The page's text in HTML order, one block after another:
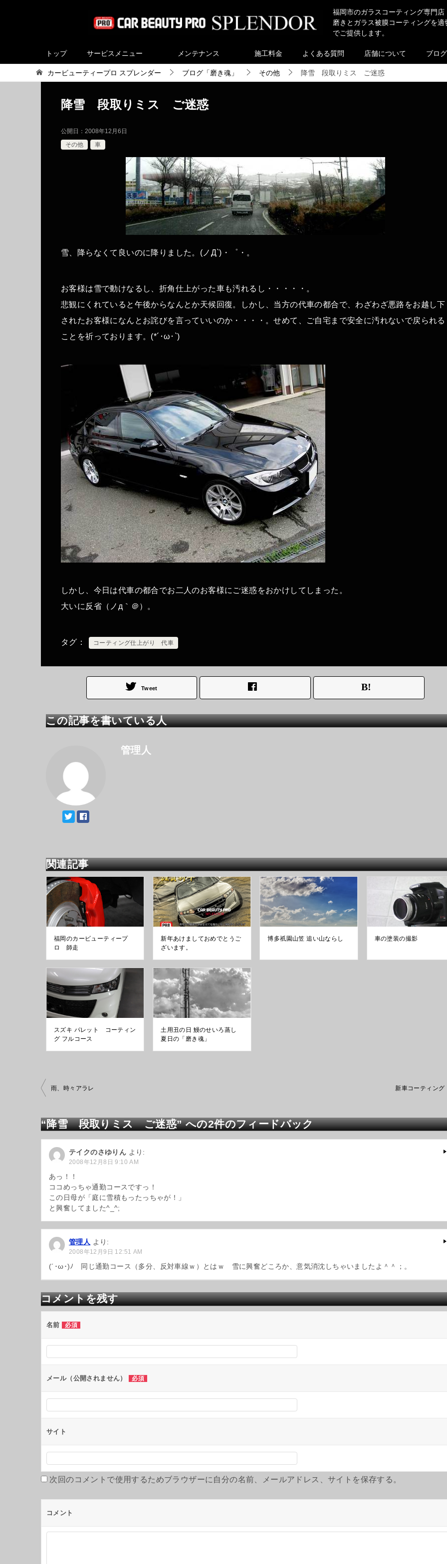
福岡市のガラスコーティング専門店
磨きとガラス被膜コーティングを適
でご提供します。
トップ サービスメニュー メンテナンス 施工料金 よくある質問 店舗について ブロ
カービューティープロ スプレンダー ブログ「磨き魂」 その他 降雪 段取りミス ご迷惑
降雪 段取りミス ご迷惑
公開日： 2008年12月6日
その他
車
雪、降らなくて良いのに降りました。(ノД`)・゜・。
お客様は雪で動けなるし、折角仕上がった車も汚れるし・・・・・。
悲観にくれていると午後からなんとか天候回復。しかし、当方の代車の都合で、わざわざ悪路をお越し下
されたお客様になんとお詫びを言っていいのか・・・・。せめて、ご自宅まで安全に汚れないで戻られる
ことを祈っております。(*´･ω･`)
しかし、今日は代車の都合でお二人のお客様にご迷惑をおかけしてしまった。
大いに反省（ノд｀＠）。
タグ コーティング仕上がり 代車
Tweet
この記事を書いている人
管理人
関連記事
福岡のカービューティープ
ロ 師走
新年あけましておめでとうご
ざいます。
博多祇園山笠 追い山ならし 車の塗装の撮影
スズキ パレット コーティン
グ フルコース
土用丑の日 鰻のせいろ蒸し
夏日の「磨き魂」
投
稿
ビ
ゲ
ー
ョ
ン
雨、時々アラレ 新車コーティン
“降雪 段取りミス ご迷惑” への2件のフィードバック
テイクのさゆりん より:
2008年12月8日 9:10 AM
あっ！！
ココめっちゃ通勤コースですっ！
この日母が「庭に雪積もったっちゃが！」
と興奮してました^_^;
管理人 より:
2008年12月9日 12:51 AM
(´･ω･)ﾉ 同じ通勤コース（多分、反対車線ｗ）とはｗ 雪に興奮どころか、意気消沈しちゃいましたよ＾＾；。
コメントを残す
名前 必須
メール（公開されません） 必須
サイト
次回のコメントで使用するためブラウザーに自分の名前、メールアドレス、サイトを保存する。
コメント